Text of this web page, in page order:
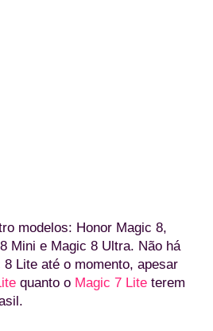
modelos: Honor Magic 8,
Mini e Magic 8 Ultra. Não há
Lite até o momento, apesar
quanto o Magic 7 Lite terem